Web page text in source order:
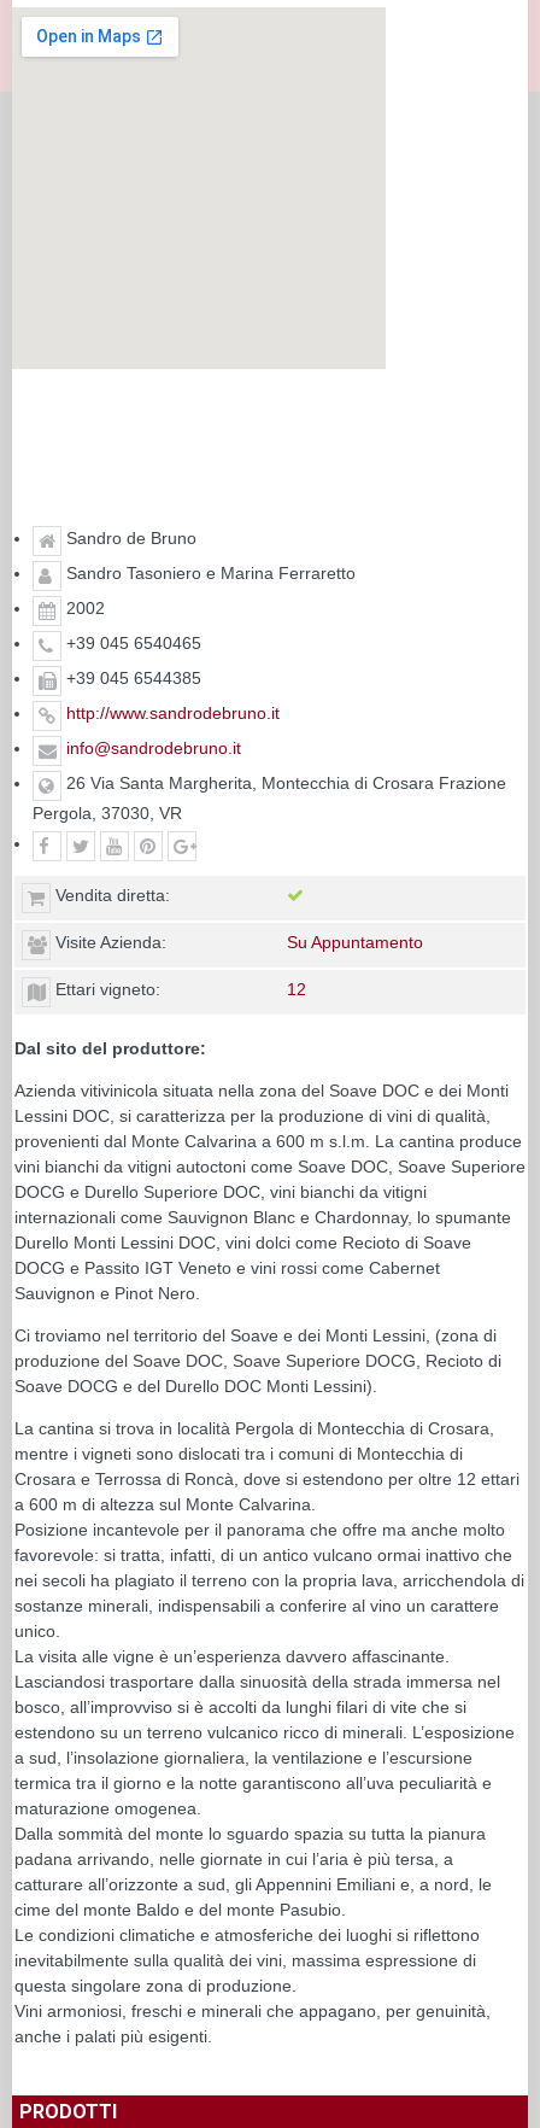
Sandro de Bruno
Sandro Tasoniero e Marina Ferraretto
2002
+39 045 6540465
+39 045 6544385
http://www.sandrodebruno.it
info@sandrodebruno.it
26 Via Santa Margherita, Montecchia di Crosara Frazione
Pergola, 37030, VR
Vendita diretta:
Visite Azienda: Su Appuntamento
Ettari vigneto: 12
Dal sito del produttore:
Azienda vitivinicola situata nella zona del Soave DOC e dei Monti
Lessini DOC, si caratterizza per la produzione di vini di qualità,
provenienti dal Monte Calvarina a 600 m s.l.m. La cantina produce
vini bianchi da vitigni autoctoni come Soave DOC, Soave Superiore
DOCG e Durello Superiore DOC, vini bianchi da vitigni
internazionali come Sauvignon Blanc e Chardonnay, lo spumante
Durello Monti Lessini DOC, vini dolci come Recioto di Soave
DOCG e Passito IGT Veneto e vini rossi come Cabernet
Sauvignon e Pinot Nero.
Ci troviamo nel territorio del Soave e dei Monti Lessini, (zona di
produzione del Soave DOC, Soave Superiore DOCG, Recioto di
Soave DOCG e del Durello DOC Monti Lessini).
La cantina si trova in località Pergola di Montecchia di Crosara,
mentre i vigneti sono dislocati tra i comuni di Montecchia di
Crosara e Terrossa di Roncà, dove si estendono per oltre 12 ettari
a 600 m di altezza sul Monte Calvarina.
Posizione incantevole per il panorama che offre ma anche molto
favorevole: si tratta, infatti, di un antico vulcano ormai inattivo che
nei secoli ha plagiato il terreno con la propria lava, arricchendola di
sostanze minerali, indispensabili a conferire al vino un carattere
unico.
La visita alle vigne è un’esperienza davvero affascinante.
Lasciandosi trasportare dalla sinuosità della strada immersa nel
bosco, all’improvviso si è accolti da lunghi filari di vite che si
estendono su un terreno vulcanico ricco di minerali. L’esposizione
a sud, l’insolazione giornaliera, la ventilazione e l’escursione
termica tra il giorno e la notte garantiscono all’uva peculiarità e
maturazione omogenea.
Dalla sommità del monte lo sguardo spazia su tutta la pianura
padana arrivando, nelle giornate in cui l’aria è più tersa, a
catturare all’orizzonte a sud, gli Appennini Emiliani e, a nord, le
cime del monte Baldo e del monte Pasubio.
Le condizioni climatiche e atmosferiche dei luoghi si riflettono
inevitabilmente sulla qualità dei vini, massima espressione di
questa singolare zona di produzione.
Vini armoniosi, freschi e minerali che appagano, per genuinità,
anche i palati più esigenti.
PRODOTTI